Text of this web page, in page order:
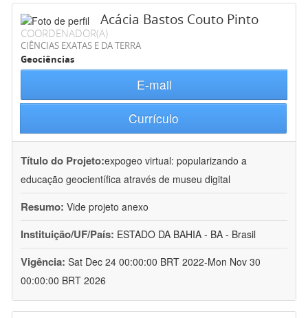
Acácia Bastos Couto Pinto
COORDENADOR(A)
CIÊNCIAS EXATAS E DA TERRA
Geociências
E-mail
Currículo
Título do Projeto:expogeo virtual: popularizando a
educação geocientífica através de museu digital
Resumo: Vide projeto anexo
Instituição/UF/País: ESTADO DA BAHIA - BA - Brasil
Vigência: Sat Dec 24 00:00:00 BRT 2022-Mon Nov 30
00:00:00 BRT 2026